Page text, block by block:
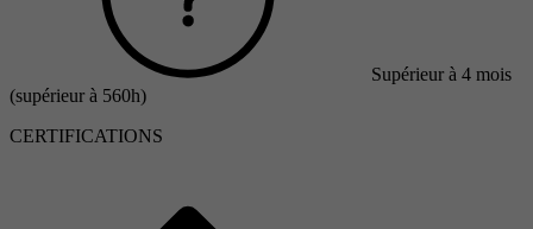
Supérieur à 4 mois
(supérieur à 560h)
CERTIFICATIONS